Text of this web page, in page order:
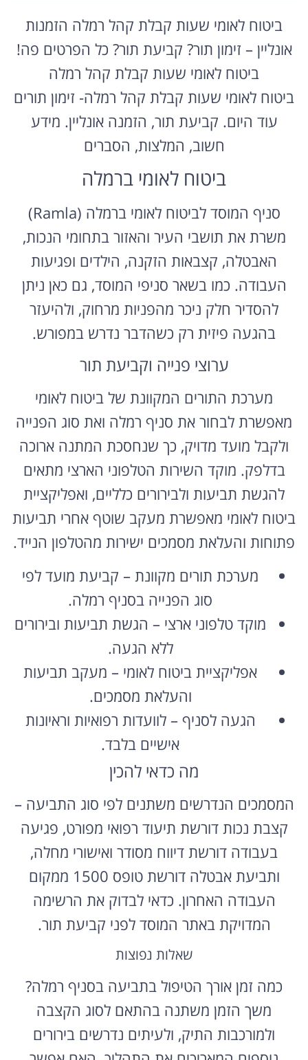
ביטוח לאומי שעות קבלת קהל רמלה הזמנות
אונליין – זימון תור? קביעת תור? כל הפרטים פה!
ביטוח לאומי שעות קבלת קהל רמלה
ביטוח לאומי שעות קבלת קהל רמלה- זימון תורים
עוד היום. קביעת תור, הזמנה אונליין. מידע
חשוב, המלצות, הסברים
ביטוח לאומי ברמלה
סניף המוסד לביטוח לאומי ברמלה (Ramla)
משרת את תושבי העיר והאזור בתחומי הנכות,
האבטלה, קצבאות הזקנה, הילדים ופגיעות
העבודה. כמו בשאר סניפי המוסד, גם כאן ניתן
להסדיר חלק ניכר מהפניות מרחוק, ולהיעזר
בהגעה פיזית רק כשהדבר נדרש במפורש.
ערוצי פנייה וקביעת תור
מערכת התורים המקוונת של ביטוח לאומי
מאפשרת לבחור את סניף רמלה ואת סוג הפנייה
ולקבל מועד מדויק, כך שנחסכת המתנה ארוכה
בדלפק. מוקד השירות הטלפוני הארצי מתאים
להגשת תביעות ולבירורים כלליים, ואפליקציית
ביטוח לאומי מאפשרת מעקב שוטף אחרי תביעות
פתוחות והעלאת מסמכים ישירות מהטלפון הנייד.
מערכת תורים מקוונת – קביעת מועד לפי
סוג הפנייה בסניף רמלה.
מוקד טלפוני ארצי – הגשת תביעות ובירורים
ללא הגעה.
אפליקציית ביטוח לאומי – מעקב תביעות
והעלאת מסמכים.
הגעה לסניף – לוועדות רפואיות וראיונות
אישיים בלבד.
מה כדאי להכין
המסמכים הנדרשים משתנים לפי סוג התביעה –
קצבת נכות דורשת תיעוד רפואי מפורט, פגיעה
בעבודה דורשת דיווח מסודר ואישורי מחלה,
ותביעת אבטלה דורשת טופס 1500 ממקום
העבודה האחרון. כדאי לבדוק את הרשימה
המדויקת באתר המוסד לפני קביעת תור.
שאלות נפוצות
כמה זמן אורך הטיפול בתביעה בסניף רמלה?
משך הזמן משתנה בהתאם לסוג הקצבה
ולמורכבות התיק, ולעיתים נדרשים בירורים